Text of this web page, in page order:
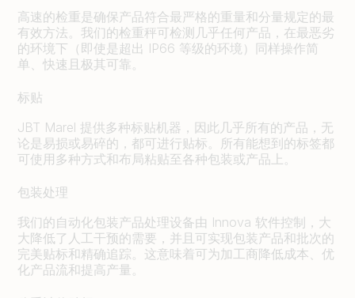
高速的检重是确保产品符合最严格的重量和分量规定的最
有效方法。我们的检重秤可检测几乎任何产品，在最恶劣
的环境下（即使是超出 IP66 等级的环境）同样操作简
单、快速且极其可靠。
标贴
JBT Marel 提供多种标贴机器，因此几乎所有的产品，无
论是易损或易碎的，都可进行贴标。所有能想到的标签都
可使用多种方式和布局粘贴至各种包装或产品上。
包装处理
我们的自动化包装产品处理设备由 Innova 软件控制，大
大降低了人工干预的需要，并且可实现包装产品和批次的
完美贴标和精确追踪。这意味着可为加工商降低成本、优
化产品流和提高产量。